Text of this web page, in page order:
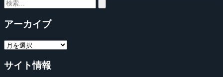
アーカイブ
サイト情報